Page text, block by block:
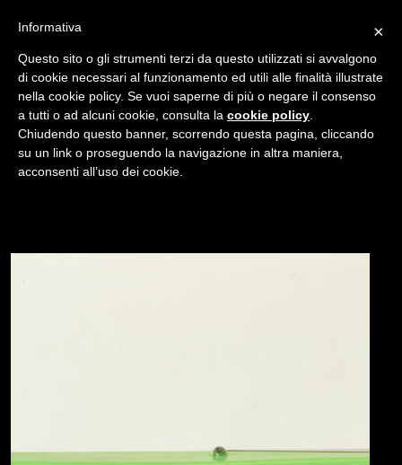
/
USATO
POLAROID I-ZONE INSTANT POCKET CAMERA
×
Informativa
Questo sito o gli strumenti terzi da questo utilizzati si avvalgono
di cookie necessari al funzionamento ed utili alle finalità illustrate
nella cookie policy. Se vuoi saperne di più o negare il consenso
a tutti o ad alcuni cookie, consulta la cookie policy
Chiudendo questo banner, scorrendo questa pagina, cliccando
su un link o proseguendo la navigazione in altra maniera,
acconsenti all’uso dei cookie.